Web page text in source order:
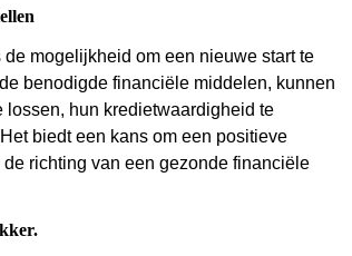
mogelijkheid om een nieuwe start te
benodigde financiële middelen, kunnen
lossen, hun kredietwaardigheid te
biedt een kans om een positieve
richting van een gezonde financiële